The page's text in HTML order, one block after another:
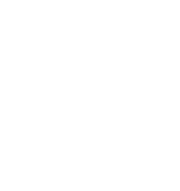
Hit enter to